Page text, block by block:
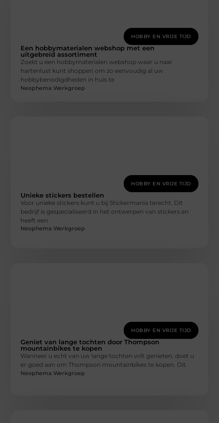
HOBBY EN VRIJE TIJD
Een hobbymaterialen webshop met een
uitgebreid assortiment
Zoekt u een hobbymaterialen webshop waar u naar
hartenlust kunt shoppen om zo eenvoudig al uw
hobbybenodigdheden in huis te
Neophema Werkgroep
HOBBY EN VRIJE TIJD
Unieke stickers bestellen
Voor unieke stickers kunt u bij Stickermania terecht. Dit
bedrijf is gespecialiseerd in het ontwerpen van stickers en
heeft een
Neophema Werkgroep
HOBBY EN VRIJE TIJD
Geniet van lange tochten door Thompson
mountainbikes te kopen
Wanneer u echt van uw lange tochten wilt genieten, doet u
er goed aan om Thompson mountainbikes te kopen. Dit
Neophema Werkgroep